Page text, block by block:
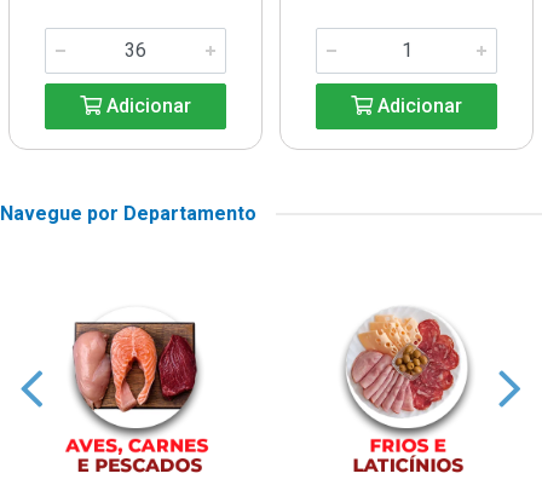
Adicionar Adicionar
Navegue por Departamento